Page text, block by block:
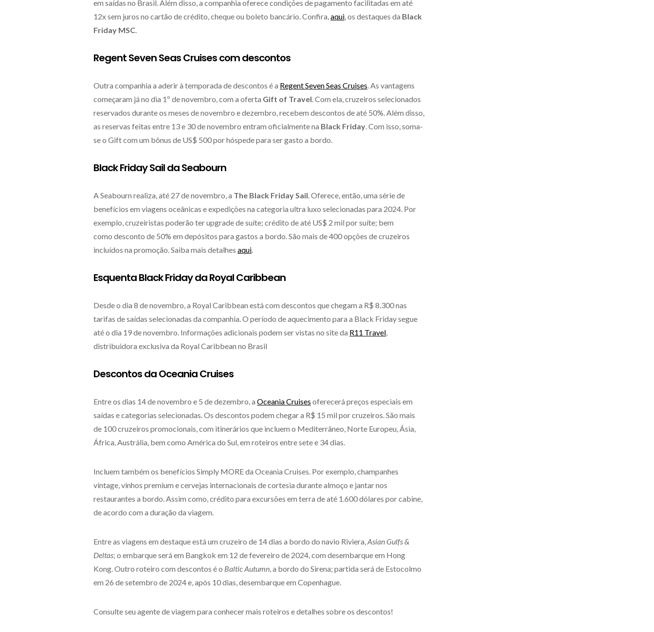
em saídas no Brasil. Além disso, a companhia oferece condições de pagamento facilitadas em até
12x sem juros no cartão de crédito, cheque ou boleto bancário. Confira,aqui, os destaques da Black
Friday MSC.
Regent Seven Seas Cruises com descontos
Outra companhia a aderir à temporada de descontos é a Regent Seven Seas Cruises. As vantagens
começaram já no dia 1º de novembro, com a oferta Gift of Travel. Com ela, cruzeiros selecionados
reservados durante os meses de novembro e dezembro, recebem descontos de até 50%. Além disso,
as reservas feitas entre 13 e 30 de novembro entram oficialmente na Black Friday. Com isso, soma-
se o Gift com um bônus de US$ 500 por hóspede para ser gasto a bordo.
Black Friday Sail da Seabourn
A Seabourn realiza, até 27 de novembro, a The Black Friday Sail. Oferece, então, uma série de
benefícios em viagens oceânicas e expedições na categoria ultra luxo selecionadas para 2024. Por
exemplo, cruzeiristas poderão ter upgrade de suíte; crédito de até US$ 2 mil por suíte; bem
como desconto de 50% em depósitos para gastos a bordo. São mais de 400 opções de cruzeiros
incluídos na promoção. Saiba mais detalhes aqui.
Esquenta Black Friday da Royal Caribbean
Desde o dia 8 de novembro, a Royal Caribbean está com descontos que chegam a R$ 8.300 nas
tarifas de saídas selecionadas da companhia. O período de aquecimento para a Black Friday segue
até o dia 19 de novembro. Informações adicionais podem ser vistas no site da R11 Travel,
distribuidora exclusiva da Royal Caribbean no Brasil
Descontos da Oceania Cruises
Entre os dias 14 de novembro e 5 de dezembro, a Oceania Cruises oferecerá preços especiais em
saídas e categorias selecionadas. Os descontos podem chegar a R$ 15 mil por cruzeiros. São mais
de 100 cruzeiros promocionais, com itinerários que incluem o Mediterrâneo, Norte Europeu, Ásia,
África, Austrália, bem como América do Sul, em roteiros entre sete e 34 dias.
Incluem também os benefícios Simply MORE da Oceania Cruises. Por exemplo, champanhes
vintage, vinhos premium e cervejas internacionais de cortesia durante almoço e jantar nos
restaurantes a bordo. Assim como, crédito para excursões em terra de até 1.600 dólares por cabine,
de acordo com a duração da viagem.
Entre as viagens em destaque está um cruzeiro de 14 dias a bordo do navio Riviera,Asian Gulfs &
Deltas; o embarque será em Bangkok em 12 de fevereiro de 2024, com desembarque em Hong
Kong. Outro roteiro com descontos é o Baltic Autumn, a bordo do Sirena; partida será de Estocolmo
em 26 de setembro de 2024 e, após 10 dias, desembarque em Copenhague.
Consulte seu agente de viagem para conhecer mais roteiros e detalhes sobre os descontos!